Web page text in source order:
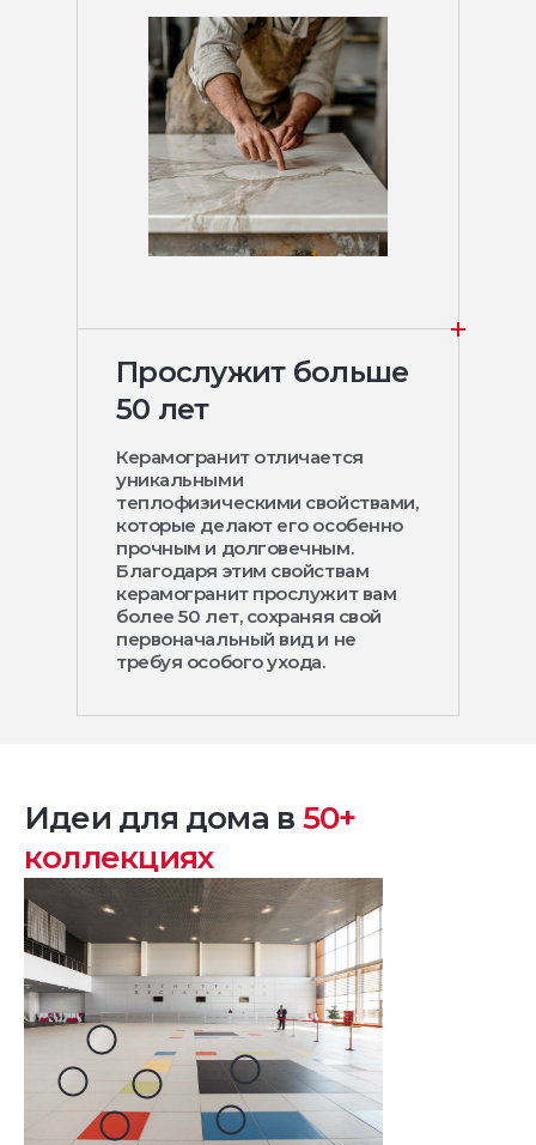
Прослужит больше
50 лет
Керамогранит отличается
уникальными
теплофизическими свойствами,
которые делают его особенно
прочным и долговечным.
Благодаря этим свойствам
керамогранит прослужит вам
более 50 лет, сохраняя свой
первоначальный вид и не
требуя особого ухода.
Идеи для дома в 50+
коллекциях